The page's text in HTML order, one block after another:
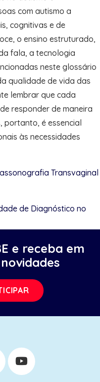
com autismo a
cognitivas e de
o ensino estruturado,
fala, a tecnologia
neste glossário
qualidade de vida das
lembrar que cada
responder de maneira
portanto, é essencial
às necessidades
Transvaginal
de Diagnóstico no
e receba em